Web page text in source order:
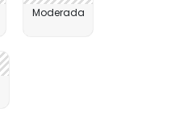
Moderada